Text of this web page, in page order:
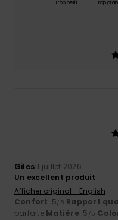
Trop petit Trop
Giles11 juillet 2026
Un excellent produit
Afficher original - English
Confort: 5/5 Rapport
parfaite Matière: 5 /5